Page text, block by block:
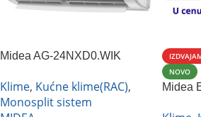
Midea AG-24NXD0.WIK
Klime, Kućne klime(RAC),
Monosplit sistem
NOVO
Midea